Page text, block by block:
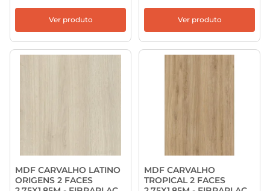
Ver produto Ver produto
MDF CARVALHO LATINO
ORIGENS 2 FACES
MDF CARVALHO
TROPICAL 2 FACES